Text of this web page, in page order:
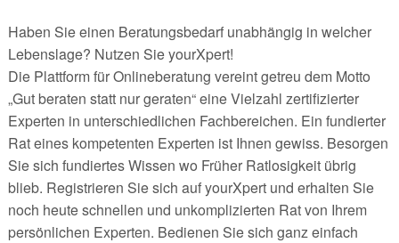
Haben Sie einen Beratungsbedarf unabhängig in welcher
Lebenslage? Nutzen Sie yourXpert!
Die Plattform für Onlineberatung vereint getreu dem Motto
„Gut beraten statt nur geraten“ eine Vielzahl zertifizierter
Experten in unterschiedlichen Fachbereichen. Ein fundierter
Rat eines kompetenten Experten ist Ihnen gewiss. Besorgen
Sie sich fundiertes Wissen wo Früher Ratlosigkeit übrig
blieb. Registrieren Sie sich auf yourXpert und erhalten Sie
noch heute schnellen und unkomplizierten Rat von Ihrem
persönlichen Experten. Bedienen Sie sich ganz einfach